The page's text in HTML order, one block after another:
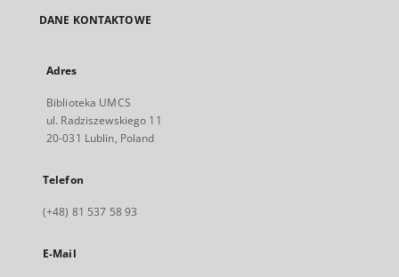
DANE KONTAKTOWE
Adres
Biblioteka UMCS
ul. Radziszewskiego 11
20-031 Lublin, Poland
Telefon
(+48) 81 537 58 93
E-Mail